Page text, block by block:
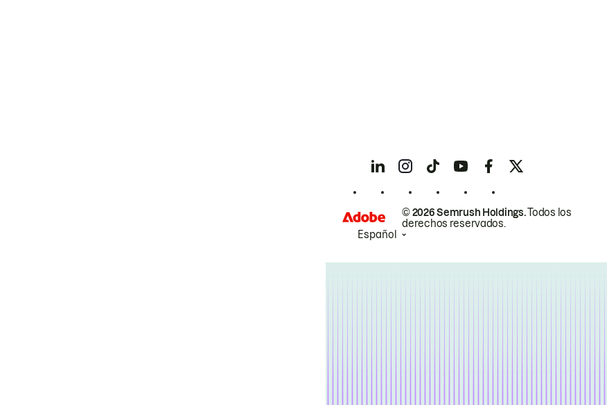
© 2026 Semrush Holdings.Todos los
derechos reservados.
Español